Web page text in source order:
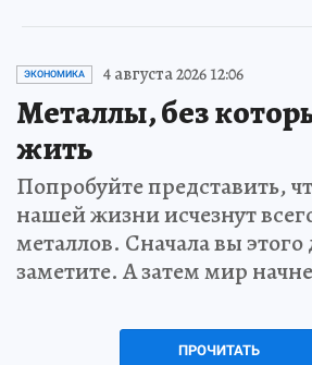
ЭКОНОМИКА 4 августа 2026 12:06
Металлы, без
жить
Попробуйте представить,
нашей жизни исчезнут
металлов. Сначала вы
заметите. А затем мир
ПРОЧИТАТЬ